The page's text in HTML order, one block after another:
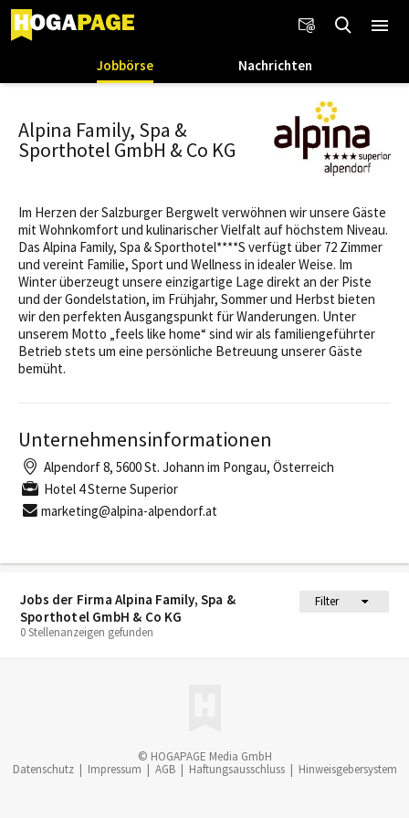
Jobbörse Nachrichten
Jobs der Firma Alpina Family, Spa &
Sporthotel GmbH & Co KG
Filter
0 Stellenanzeigen gefunden
Alpina Family, Spa &
Sporthotel GmbH & Co KG
Im Herzen der Salzburger Bergwelt verwöhnen wir unsere Gäste
mit Wohnkomfort und kulinarischer Vielfalt auf höchstem Niveau.
Das Alpina Family, Spa & Sporthotel****S verfügt über 72 Zimmer
und vereint Familie, Sport und Wellness in idealer Weise. Im
Winter überzeugt unsere einzigartige Lage direkt an der Piste
und der Gondelstation, im Frühjahr, Sommer und Herbst bieten
wir den perfekten Ausgangspunkt für Wanderungen. Unter
unserem Motto „feels like home“ sind wir als familiengeführter
Betrieb stets um eine persönliche Betreuung unserer Gäste
bemüht.
Unternehmensinformationen
Alpendorf 8, 5600 St. Johann im Pongau, Österreich
Hotel 4 Sterne Superior
marketing@alpina-alpendorf.at
© HOGAPAGE Media GmbH
Datenschutz | Impressum | AGB | Haftungsausschluss | Hinweisgebersystem